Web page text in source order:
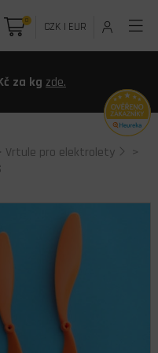
0 CZK| EUR
za kg zde.
Vrtule pro elektrolety
>